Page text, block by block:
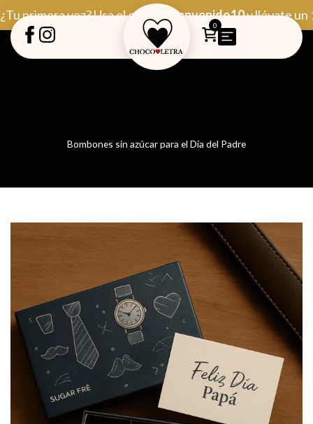
al
contenido
¿Tu primera vez? Usa el código Bienvenido10y llévate un
0
Bombones sin azúcar para el Día del Padre